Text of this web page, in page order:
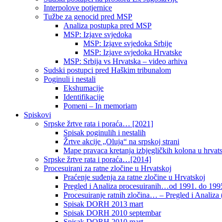
Interpolove potjernice
Tužbe za genocid pred MSP
Analiza postupka pred MSP
MSP: Izjave svjedoka
MSP: Izjave svjedoka Srbije
MSP: Izjave svjedoka Hrvatske
MSP: Srbija vs Hrvatska – video arhiva
Sudski postupci pred Haškim tribunalom
Poginuli i nestali
Ekshumacije
Identifikacije
Pomeni – In memoriam
Spiskovi
Srpske žrtve rata i poraća… [2021]
Spisak poginulih i nestalih
Žrtve akcije „Oluja“ na srpskoj strani
Mape pravaca kretanja izbjegličkih kolona u
Srpske žrtve rata i poraća…[2014]
Procesuirani za ratne zločine u Hrvatskoj
Praćenje suđenja za ratne zločine u Hrvatskoj
Pregled i Analiza procesuiranih…od 1991. do
Procesuiranje ratnih zločina… – Pregled i Analiza
Spisak DORH 2013 mart
Spisak DORH 2010 septembar